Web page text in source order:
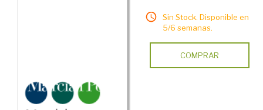
Sin Stock. Disponible en
5/6 semanas.
COMPRAR